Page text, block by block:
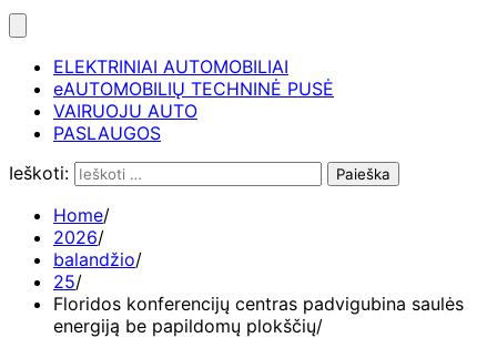
ELEKTRINIAI AUTOMOBILIAI
eAUTOMOBILIŲ TECHNINĖ PUSĖ
VAIRUOJU AUTO
PASLAUGOS
Ieškoti:
Home
2026
balandžio
25
Floridos konferencijų centras padvigubina saulės
energiją be papildomų plokščių